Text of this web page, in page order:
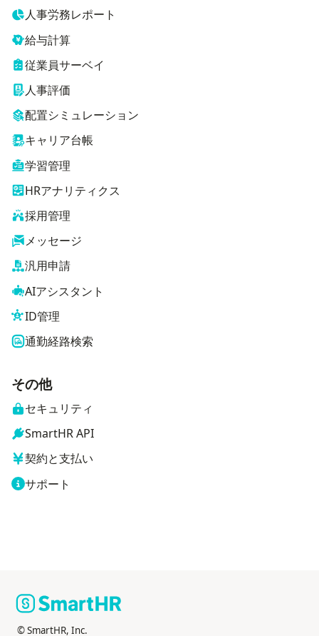
人事労務レポート
給与計算
従業員サーベイ
人事評価
配置シミュレーション
キャリア台帳
学習管理
HRアナリティクス
採用管理
メッセージ
汎用申請
AIアシスタント
ID管理
通勤経路検索
その他
セキュリティ
SmartHR API
契約と支払い
サポート
© SmartHR, Inc.